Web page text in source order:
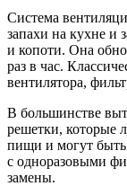
Система
запахи на кухне и
и копоти. Она
раз в час.
вентилятора,
В большинстве
решетки, которые
пищи и могут быть
с одноразовыми
замены.